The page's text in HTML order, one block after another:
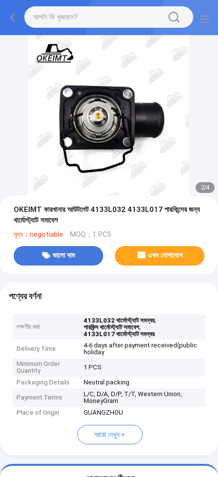
2/4
OKEIMT কারখানার আউটলেট 4133L032 4133L017 পারকিন্সের জন্য
থার্মোস্ট্যাট সমাবেশ
মূল্য：negotiable MOQ：1 PCS
ভালো দাম এখন যোগাযোগ
পণ্যের বর্ণনা
লক্ষণীয় করা
4133L032 থার্মোস্ট্যাট সমন্বয়,
পারকিন্স থার্মোস্ট্যাট সমাবেশ,
4133L017 থার্মোস্ট্যাট সমন্বয়
Delivery Time
4-6 days after payment received(public
holiday
Minimum Order
Quantity
1 PCS
Packaging Details Neutral packing
Payment Terms
L/C, D/A, D/P, T/T, Western Union,
MoneyGram
Place of Origin
GUANGZHOU
আরো দেখুন